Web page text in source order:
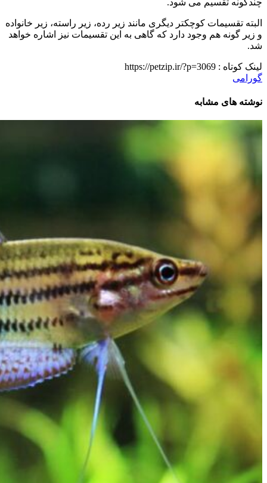
البته تقسیمات کوچکتر دیگری مانند زیر رده، زیر راسته، زیر خانواده
و زیر گونه هم وجود دارد که گاهی به این تقسیمات نیز اشاره خواهد
شد.
لینک کوتاه : https://petzip.ir/?p=3069
گورامی
نوشته های مشابه